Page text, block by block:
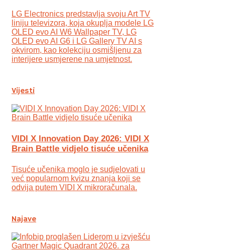
LG Electronics predstavlja svoju Art TV
liniju televizora, koja okuplja modele LG
OLED evo AI W6 Wallpaper TV, LG
OLED evo AI G6 i LG Gallery TV AI s
okvirom, kao kolekciju osmišljenu za
interijere usmjerene na umjetnost.
Vijesti
VIDI X Innovation Day 2026: VIDI X
Brain Battle vidjelo tisuće učenika
Tisuće učenika moglo je sudjelovati u
već popularnom kvizu znanja koji se
odvija putem VIDI X mikroračunala.
Najave